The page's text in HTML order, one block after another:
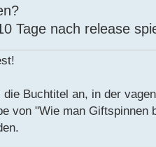
Tage nach release
Buchtitel an, in der
von "Wie man Giftspinnen